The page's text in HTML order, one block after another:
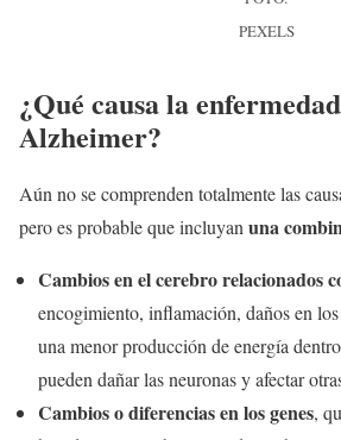
PEXELS
¿Qué causa la
Alzheimer?
Aún no se comprenden totalmente las
pero es probable que incluyan una
Cambios en el cerebro relacionados
encogimiento, inflamación, daños en
una menor producción de energía
pueden dañar las neuronas y afectar
Cambios o diferencias en los genes,